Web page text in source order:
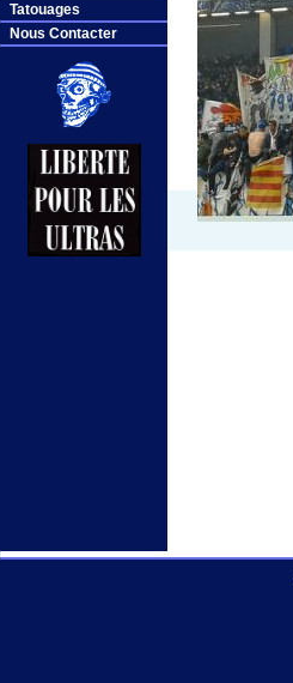
Tatouages
Nous Contacter